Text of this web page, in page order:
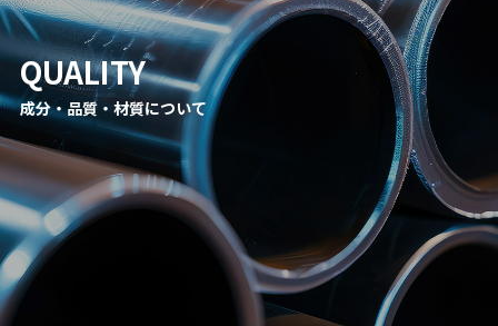
QUALITY
成分・品質・材質について